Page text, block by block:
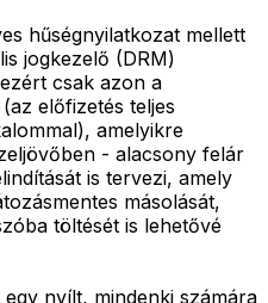
hűségnyilatkozat mellett
jogkezelő (DRM)
csak azon a
előfizetés teljes
amelyikre
- alacsony felár
is tervezi, amely
másolását,
töltését is lehetővé
nyílt, mindenki számára